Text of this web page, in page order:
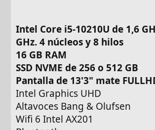
Intel Core i5-10210U de 1,6
GHz. 4 núcleos y 8 hilos
16 GB RAM
SSD NVME de 256 o 512 GB
Pantalla de 13'3" mate
Intel Graphics UHD
Altavoces Bang & Olufsen
Wifi 6 Intel AX201